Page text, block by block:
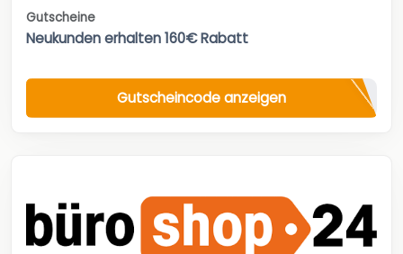
Gutscheine
Neukunden erhalten 160€ Rabatt
Gutscheincode anzeigen